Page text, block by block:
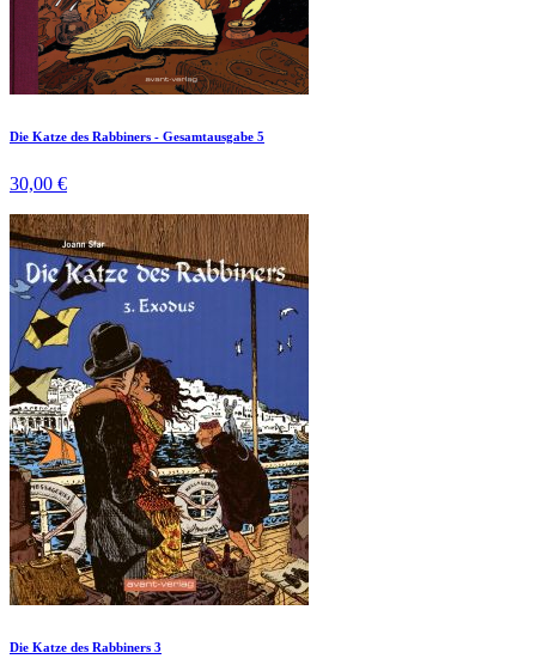
Die Katze des Rabbiners - Gesamtausgabe 5
30,00 €
Die Katze des Rabbiners 3